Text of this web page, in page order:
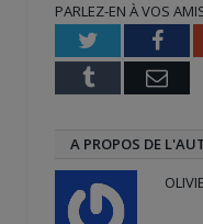
fenêtre) fenêtre)
PARLEZ-EN À VOS
Twitter
Tumblr
A PROPOS DE